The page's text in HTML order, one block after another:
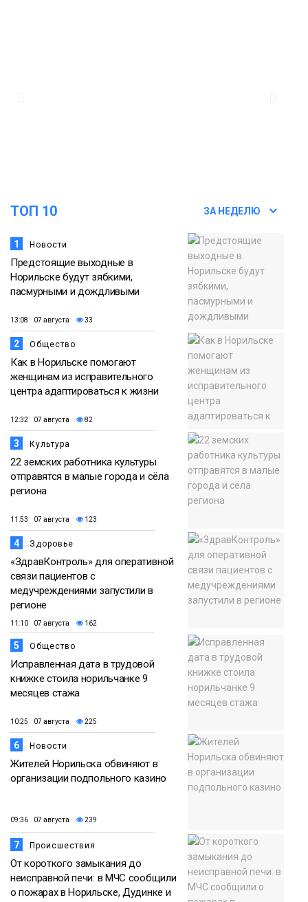
ТОП 10 ЗА НЕДЕЛЮ
1 Новости
Предстоящие выходные в
Норильске будут зябкими,
пасмурными и дождливыми
13:08 07 августа 33
2 Общество
Как в Норильске помогают
женщинам из исправительного
центра адаптироваться к жизни
12:32 07 августа 82
3 Культура
22 земских работника культуры
отправятся в малые города и сёла
региона
11:53 07 августа 123
4 Здоровье
«ЗдравКонтроль» для оперативной
связи пациентов с
медучреждениями запустили в
регионе
11:10 07 августа 162
5 Общество
Исправленная дата в трудовой
книжке стоила норильчанке 9
месяцев стажа
10:25 07 августа 225
6 Новости
Жителей Норильска обвиняют в
организации подпольного казино
09:36 07 августа 239
7 Происшествия
От короткого замыкания до
неисправной печи: в МЧС сообщили
о пожарах в Норильске, Дудинке и